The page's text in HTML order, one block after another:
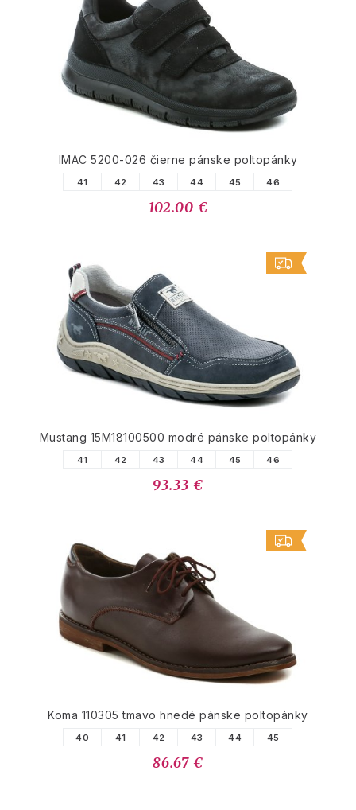
IMAC 5200-026 čierne pánske poltopánky
41 42 43 44 45 46
102.00 €
Mustang 15M18100500 modré pánske poltopánky
41 42 43 44 45 46
93.33 €
Koma 110305 tmavo hnedé pánske poltopánky
40 41 42 43 44 45
86.67 €